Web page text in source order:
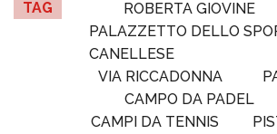
TAG
ROBERTA GIOVINE
PALAZZETTO DELLO
CANELLESE
VIA RICCADONNA
CAMPO DA PADEL
CAMPI DA TENNIS